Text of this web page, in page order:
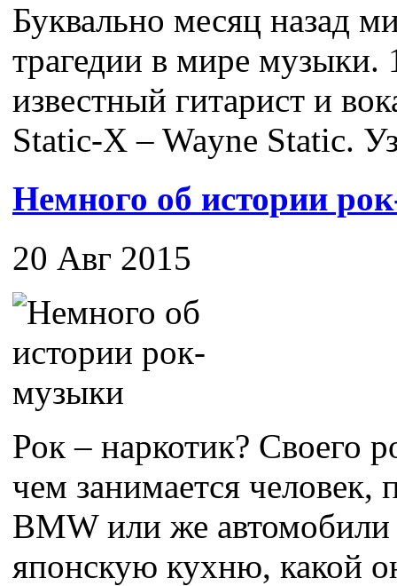
Буквально месяц назад
трагедии в мире музыки.
известный гитарист и
Static-X – Wayne Static.
Немного об истории
20 Авг 2015
Рок – наркотик? Своего
чем занимается
BMW или же
японскую кухню, какой